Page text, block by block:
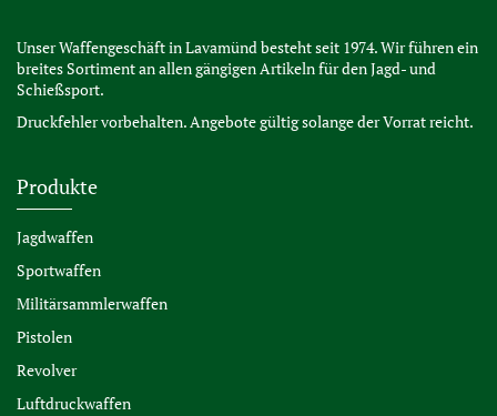
Unser Waffengeschäft in Lavamünd besteht seit 1974. Wir führen ein
breites Sortiment an allen gängigen Artikeln für den Jagd- und
Schießsport.
Druckfehler vorbehalten. Angebote gültig solange der Vorrat reicht.
Produkte
Jagdwaffen
Sportwaffen
Militärsammlerwaffen
Pistolen
Revolver
Luftdruckwaffen